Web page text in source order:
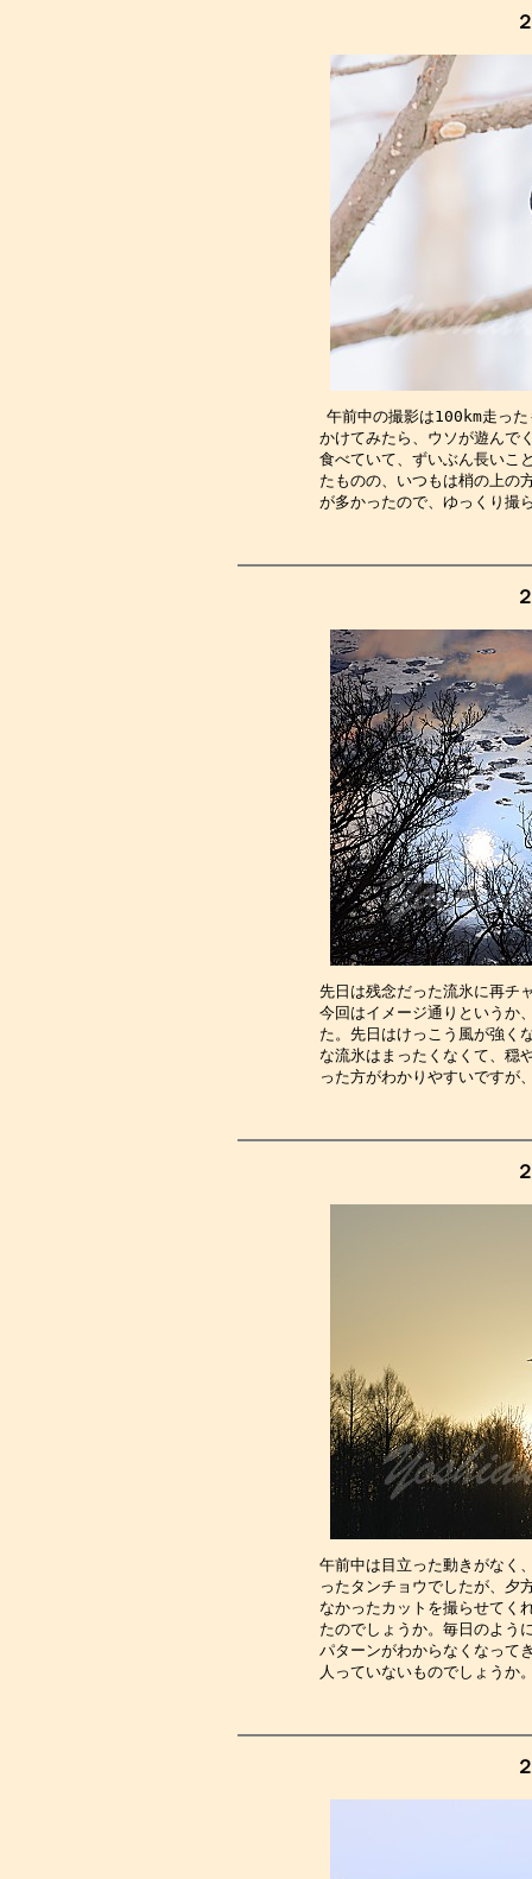
午前中の撮影は100km走っ
かけてみたら、ウソが遊んで
食べていて、ずいぶん長いこ
たものの、いつもは梢の上の
が多かったので、ゆっ
先日は残念だった流氷に再チ
今回はイメージ通りというか
た。先日はけっこう風が強く
な流氷はまったくなくて、穏
った方がわかりやすい
午前中は目立った動きがなく
ったタンチョウでしたが、夕
なかったカットを撮らせてく
たのでしょうか。毎日のよう
パターンがわからなくなって
人っていな